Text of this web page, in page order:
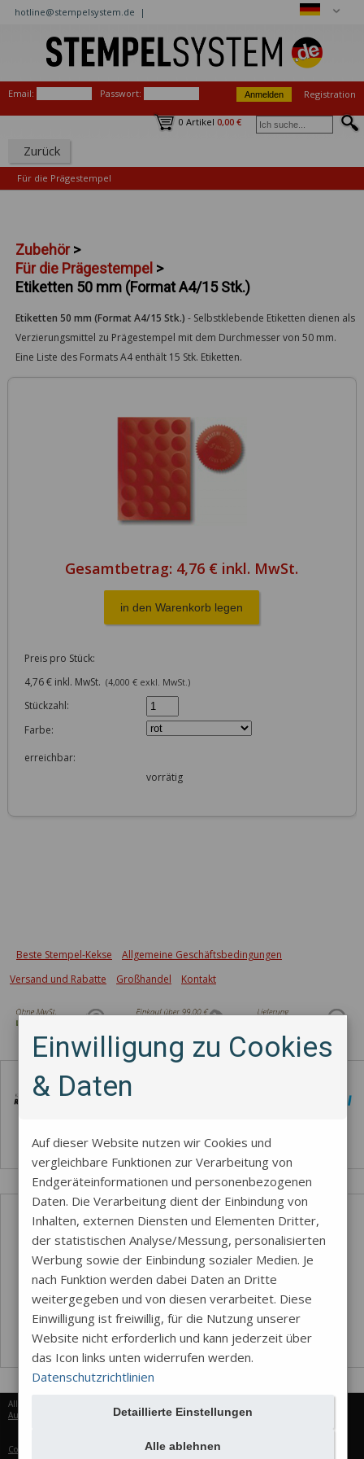
hotline@stempelsystem.de |
Email: Passwort: Registration
0 Artikel 0,00 €
Zurück
Für die Prägestempel
Zubehör >
Für die Prägestempel >
Etiketten 50 mm (Format A4/15 Stk.)
Etiketten 50 mm (Format A4/15 Stk.) - Selbstklebende Etiketten dienen als
Verzierungsmittel zu Prägestempel mit dem Durchmesser von 50 mm.
Eine Liste des Formats A4 enthält 15 Stk. Etiketten.
Gesamtbetrag: 4,76 € inkl. MwSt.
Preis pro Stück:
4,76 € inkl. MwSt. (4,000 € exkl. MwSt.)
Stückzahl:
Farbe:
erreichbar:
vorrätig
Beste Stempel-Kekse
Allgemeine Geschäftsbedingungen
Versand und Rabatte
Großhandel Kontakt
Alle Rechte vorbehalten © 2026
Aureus Services
Cookie-Einstellungen
Einwilligung zu Cookies
& Daten
Auf dieser Website nutzen wir Cookies und
vergleichbare Funktionen zur Verarbeitung von
Endgeräteinformationen und personenbezogenen
Daten. Die Verarbeitung dient der Einbindung von
Inhalten, externen Diensten und Elementen Dritter,
der statistischen Analyse/Messung, personalisierten
Werbung sowie der Einbindung sozialer Medien. Je
nach Funktion werden dabei Daten an Dritte
weitergegeben und von diesen verarbeitet. Diese
Einwilligung ist freiwillig, für die Nutzung unserer
Website nicht erforderlich und kann jederzeit über
das Icon links unten widerrufen werden.
Datenschutzrichtlinien
Detaillierte Einstellungen
Alle ablehnen